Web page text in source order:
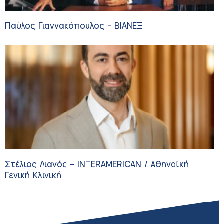
Παύλος Γιαννακόπουλος – ΒΙΑΝΕΞ
Στέλιος Λιανός – INTERAMERICAN / Αθηναϊκή
Γενική Κλινική